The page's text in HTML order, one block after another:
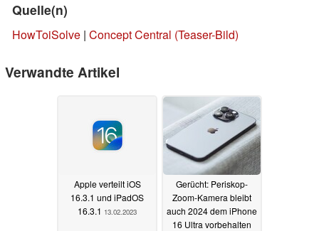
Quelle(n)
HowToiSolve | Concept Central (Teaser-Bild)
Verwandte Artikel
Apple verteilt iOS
16.3.1 und iPadOS
16.3.1 13.02.2023
Gerücht: Periskop-
Zoom-Kamera bleibt
auch 2024 dem iPhone
16 Ultra vorbehalten